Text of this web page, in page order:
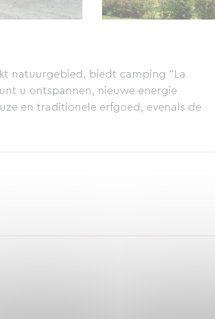
natuurgebied, biedt camping "La
u ontspannen, nieuwe energie
en traditionele erfgoed, evenals de